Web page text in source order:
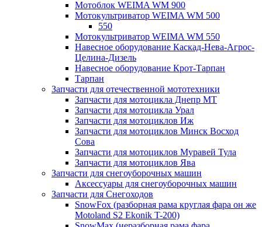
Мотоблок WEIMA WM 900
Мотокультриватор WEIMA WM 500
550
Мотокультриватор WEIMA WM 550
Навесное оборудование Каскад-Нева-Агрос-
Целина-Дизель
Навесное оборудование Крот-Тарпан
Тарпан
Запчасти для отечественной мототехники
Запчасти для мотоцикла Днепр МТ
Запчасти для мотоцикла Урал
Запчасти для мотоциклов Иж
Запчасти для мотоциклов Минск Восход
Сова
Запчасти для мотоциклов Муравей Тула
Запчасти для мотоциклов Ява
Запчасти для снегоуборочных машин
Аксессуары для снегоуборочных машин
Запчасти для Снегоходов
SnowFox (разборная рама круглая фара он же
Motoland S2 Ekonik T-200)